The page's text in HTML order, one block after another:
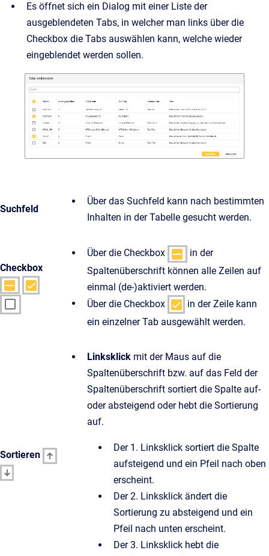
Es öffnet sich ein Dialog mit einer Liste der
ausgeblendeten Tabs, in welcher man links über die
Checkbox die Tabs auswählen kann, welche wieder
eingeblendet werden sollen.
Suchfeld
Über das Suchfeld kann nach bestimmten
Inhalten in der Tabelle gesucht werden.
Checkbox
Über die Checkbox
in der
Spaltenüberschrift können alle Zeilen auf
einmal (de-)aktiviert werden.
Über die Checkbox
in der Zeile kann
ein einzelner Tab ausgewählt werden.
Sortieren
Linksklick mit der Maus auf die
Spaltenüberschrift bzw. auf das Feld der
Spaltenüberschrift sortiert die Spalte auf-
oder absteigend oder hebt die Sortierung
auf.
Der 1. Linksklick sortiert die Spalte
aufsteigend und ein Pfeil nach oben
erscheint.
Der 2. Linksklick ändert die
Sortierung zu absteigend und ein
Pfeil nach unten erscheint.
Der 3. Linksklick hebt die